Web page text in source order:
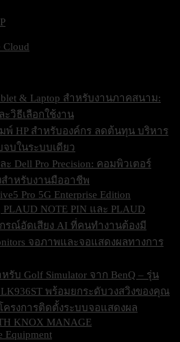
Cloud
& Laptop สำหรับงานภาคสนาม:
ะวิธีเลือกใช้งาน
พ์ HP สำหรับองค์กร ลดต้นทุน บริหาร
บในระบบเดียว
ะ Dell Pro Precision: คอมพิวเตอร์
ำหรับงานมืออาชีพ
Pro 5G Enterprise Edition
PLAUD NOTE PIN และ PLAUD
กรณ์อัดเสียง AI ที่คนทำงานต้องมี
จอภาพและจอแสดงผลทางการ
รับ Golf Simulator จาก BenQ – รุ่น
LK936ST พร้อมยกระดับวงสวิงของคุณ
โครงการติดตั้งระบบจอแสดงผล
KNOX MANAGE
Equipment